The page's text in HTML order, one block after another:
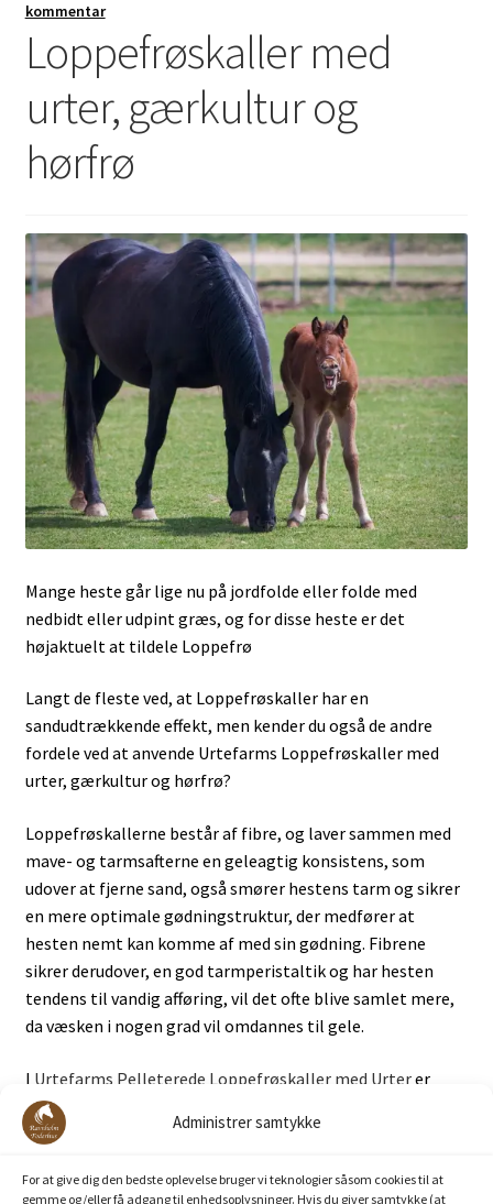
Administrer samtykke
For at give dig den bedste oplevelse bruger vi teknologier såsom cookies til at
gemme og/eller få adgang til enhedsoplysninger. Hvis du giver samtykke (at
kommentar
Loppefrøskaller med
urter, gærkultur og
hørfrø
Mange heste går lige nu på jordfolde eller folde med
nedbidt eller udpint græs, og for disse heste er det
højaktuelt at tildele Loppefrø
Langt de fleste ved, at Loppefrøskaller har en
sandudtrækkende effekt, men kender du også de andre
fordele ved at anvende Urtefarms Loppefrøskaller med
urter, gærkultur og hørfrø?
Loppefrøskallerne består af fibre, og laver sammen med
mave- og tarmsafterne en geleagtig konsistens, som
udover at fjerne sand, også smører hestens tarm og sikrer
en mere optimale gødningstruktur, der medfører at
hesten nemt kan komme af med sin gødning. Fibrene
sikrer derudover, en god tarmperistaltik og har hesten
tendens til vandig afføring, vil det ofte blive samlet mere,
da væsken i nogen grad vil omdannes til gele.
I Urtefarms Pelleterede Loppefrøskaller med Urterer
også tilsat varmebehandlede hørfrø, der tilføre hesten
essentielle fedtsyrer og har en slimdannede effekt, samt